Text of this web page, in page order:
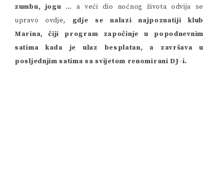
zumbu, jogu … a veći dio noćnog života odvija se
upravo ovdje, gdje se nalazi najpoznatiji klub
Marina, čiji program započinje u popodnevnim
satima kada je ulaz besplatan, a završava u
posljednjim satima sa svijetom renomirani DJ-i.